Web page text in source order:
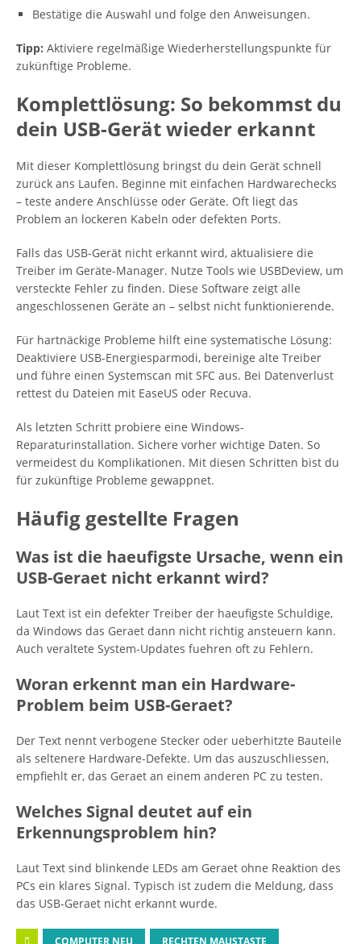
Bestätige die Auswahl und folge den Anweisungen.
Tipp: Aktiviere regelmäßige Wiederherstellungspunkte für
zukünftige Probleme.
Komplettlösung: So bekommst du
dein USB-Gerät wieder erkannt
Mit dieser Komplettlösung bringst du dein Gerät schnell
zurück ans Laufen. Beginne mit einfachen Hardwarechecks
– teste andere Anschlüsse oder Geräte. Oft liegt das
Problem an lockeren Kabeln oder defekten Ports.
Falls das USB-Gerät nicht erkannt wird, aktualisiere die
Treiber im Geräte-Manager. Nutze Tools wie USBDeview, um
versteckte Fehler zu finden. Diese Software zeigt alle
angeschlossenen Geräte an – selbst nicht funktionierende.
Für hartnäckige Probleme hilft eine systematische Lösung:
Deaktiviere USB-Energiesparmodi, bereinige alte Treiber
und führe einen Systemscan mit SFC aus. Bei Datenverlust
rettest du Dateien mit EaseUS oder Recuva.
Als letzten Schritt probiere eine Windows-
Reparaturinstallation. Sichere vorher wichtige Daten. So
vermeidest du Komplikationen. Mit diesen Schritten bist du
für zukünftige Probleme gewappnet.
Häufig gestellte Fragen
Was ist die haeufigste Ursache, wenn ein
USB-Geraet nicht erkannt wird?
Laut Text ist ein defekter Treiber der haeufigste Schuldige,
da Windows das Geraet dann nicht richtig ansteuern kann.
Auch veraltete System-Updates fuehren oft zu Fehlern.
Woran erkennt man ein Hardware-
Problem beim USB-Geraet?
Der Text nennt verbogene Stecker oder ueberhitzte Bauteile
als seltenere Hardware-Defekte. Um das auszuschliessen,
empfiehlt er, das Geraet an einem anderen PC zu testen.
Welches Signal deutet auf ein
Erkennungsproblem hin?
Laut Text sind blinkende LEDs am Geraet ohne Reaktion des
PCs ein klares Signal. Typisch ist zudem die Meldung, dass
das USB-Geraet nicht erkannt wurde.
COMPUTER NEU RECHTEN MAUSTASTE